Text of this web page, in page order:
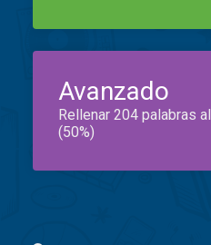
Avanzado
Rellenar 204 palabras
(50%)